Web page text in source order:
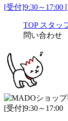
[受付]9:30～17:00
TOP スタッ
問い合わ
[受付]9:30～